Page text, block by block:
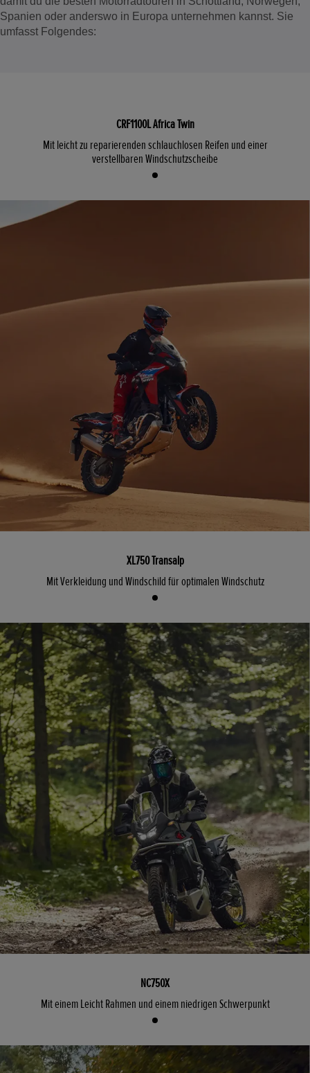
Spanien oder anderswo in Europa unternehmen kannst. Sie
umfasst Folgendes:
CRF1100L Africa Twin
Mit leicht zu reparierenden schlauchlosen Reifen und einer
verstellbaren Windschutzscheibe
XL750 Transalp
Mit Verkleidung und Windschild für optimalen Windschutz
NC750X
Mit einem Leicht Rahmen und einem niedrigen Schwerpunkt